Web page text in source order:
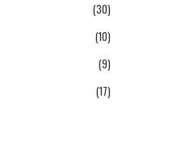
(30)
(10)
(9)
(17)